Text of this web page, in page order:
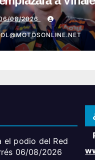
el GP de Gran
08/2026
el podio del Red
06/08/2026